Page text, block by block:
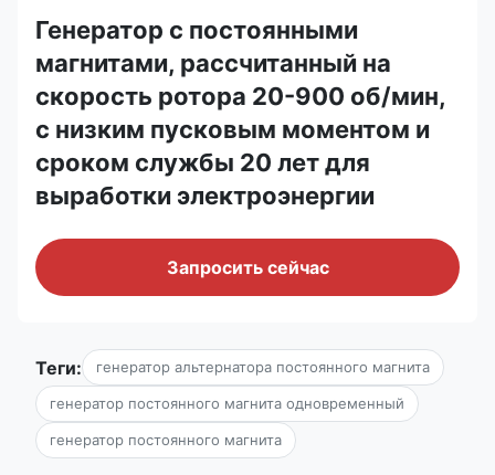
Генератор с постоянными
магнитами, рассчитанный на
скорость ротора 20-900 об/мин,
с низким пусковым моментом и
сроком службы 20 лет для
выработки электроэнергии
Запросить сейчас
Теги: генератор альтернатора постоянного магнита
генератор постоянного магнита одновременный
генератор постоянного магнита